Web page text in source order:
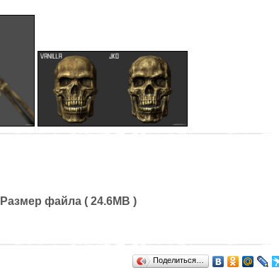
Размер файла ( 24.6MB )
Поделиться…